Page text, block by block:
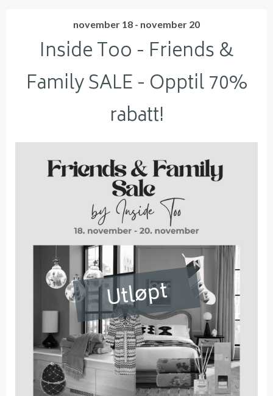
november 18 - november 20
Inside Too - Friends &
Family SALE - Opptil 70%
rabatt!
Utløpt